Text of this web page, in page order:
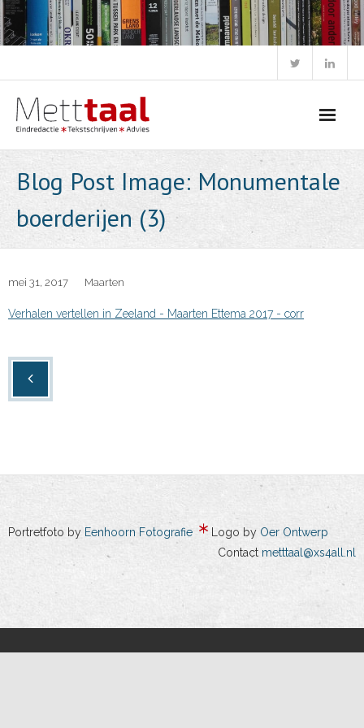
Skip
to
content
Blog Post Image: Monumentale
boerderijen (3)
mei 31, 2017 Maarten
Verhalen vertellen in Zeeland - Maarten Ettema 2017 - corr
Portretfoto by Eenhoorn Fotografie Logo by Oer Ontwerp
Contact metttaal@xs4all.nl